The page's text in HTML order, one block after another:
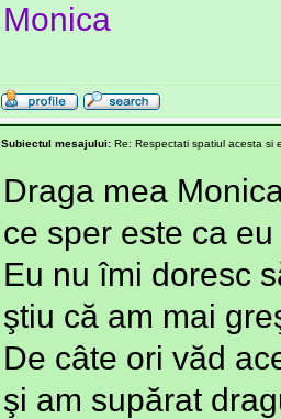
Monica
Subiectul mesajului: Re: Respectati spatiul acesta si
Draga mea
ce sper este ca
Eu nu îmi doresc
ştiu că am mai
De câte ori văd
şi am supărat